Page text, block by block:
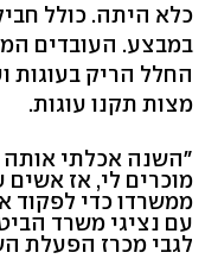
כלא היתה. כולל
במבצע. העובדים
החלל הריק בעוגות
מצות תקנו עוגות.
"השנה אכלתי אותה
מוכרים לי, אז אשים
ממשרדו כדי לפקוד
עם נציגי משרד
לגבי מכרז הפעלת